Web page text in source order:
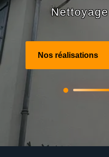
Nos réalisations